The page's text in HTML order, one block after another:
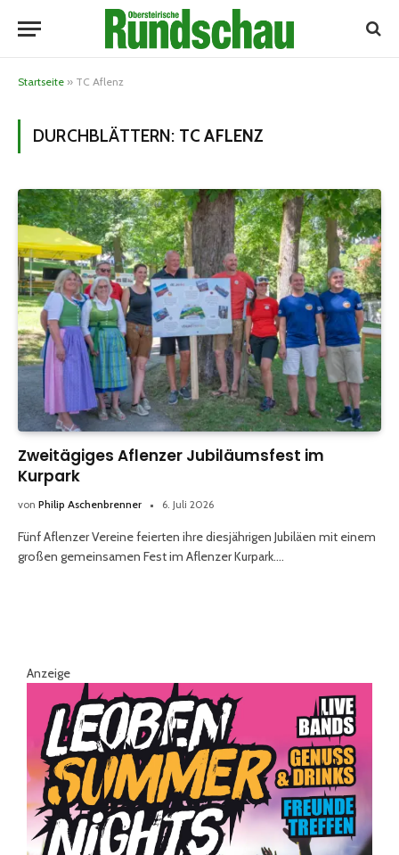
Startseite » TC Aflenz
DURCHBLÄTTERN: TC AFLENZ
Zweitägiges Aflenzer Jubiläumsfest im
Kurpark
von Philip Aschenbrenner 6. Juli 2026
Fünf Aflenzer Vereine feierten ihre diesjährigen Jubiläen mit einem
großen gemeinsamen Fest im Aflenzer Kurpark.…
Anzeige